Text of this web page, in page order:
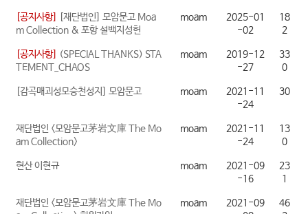
[공지사항]
[재단법인] 모암문고 Moa
m Collection & 포항 설백지성헌
moam
2025-01
-02
18
2
[공지사항]
(SPECIAL THANKS) STA
TEMENT_CHAOS
moam
2019-12
-27
33
0
[감곡매괴성모승천성지] 모암문고 moam
2021-11
-24
30
재단법인 <모암문고茅岩文庫 The Mo
am Collection>
moam
2021-11
-24
13
0
현산 이현규 moam
2021-09
-16
23
1
재단법인 <모암문고茅岩文庫 The Mo
moam
2021-09
46